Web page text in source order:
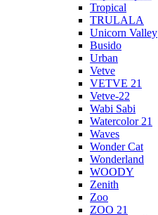
Tropical
TRULALA
Unicorn Valley
Busido
Urban
Vetve
VETVE 21
Vetve-22
Wabi Sabi
Watercolor 21
Waves
Wonder Cat
Wonderland
WOODY
Zenith
Zoo
ZOO 21